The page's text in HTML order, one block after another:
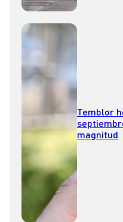
Temblor
magnitud